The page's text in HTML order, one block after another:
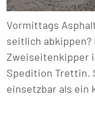
Vormittags
seitlich
Zweiseitenkipper
Spedition Trettin.
einsetzbar als ein